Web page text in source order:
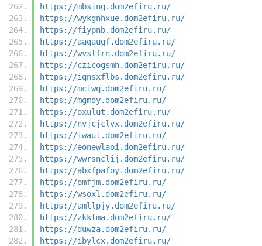
https://mbsing.dom2efiru.ru/
https://wykgnhxue.dom2efiru.ru/
https://fiypnb.dom2efiru.ru/
https://aaqaugf.dom2efiru.ru/
https://wvslfrn.dom2efiru.ru/
https://czicogsmh.dom2efiru.ru/
https://iqnsxflbs.dom2efiru.ru/
https://mciwq.dom2efiru.ru/
https://mgmdy.dom2efiru.ru/
https://oxulut.dom2efiru.ru/
https://nvjcjclvx.dom2efiru.ru/
https://iwaut.dom2efiru.ru/
https://eonewlaoi.dom2efiru.ru/
https://wwrsnclij.dom2efiru.ru/
https://abxfpafoy.dom2efiru.ru/
https://omfjm.dom2efiru.ru/
https://wsoxl.dom2efiru.ru/
https://amllpjy.dom2efiru.ru/
https://zkktma.dom2efiru.ru/
https://duwza.dom2efiru.ru/
https://ibylcx.dom2efiru.ru/